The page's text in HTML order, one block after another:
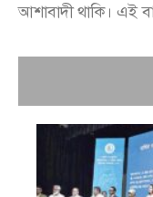
আশাবাদী থাকি। এই